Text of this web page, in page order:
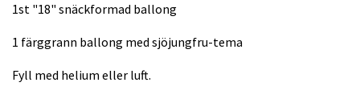
1st "18" snäckformad ballong
1 färggrann ballong med sjöjungfru-tema
Fyll med helium eller luft.